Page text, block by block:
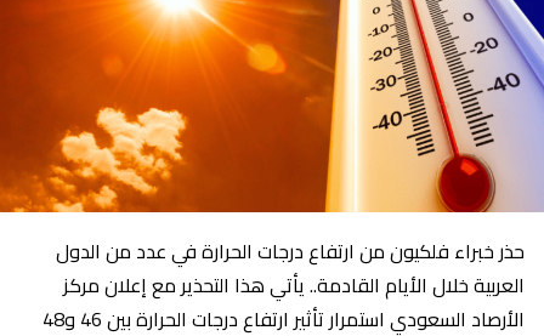
حذر خبراء فلكيون من ارتفاع درجات الحرارة في عدد من الدول
العربية خلال الأيام القادمة.. يأتي هذا التحذير مع إعلان مركز
الأرصاد السعودي استمرار تأثير ارتفاع درجات الحرارة بين 46 و48